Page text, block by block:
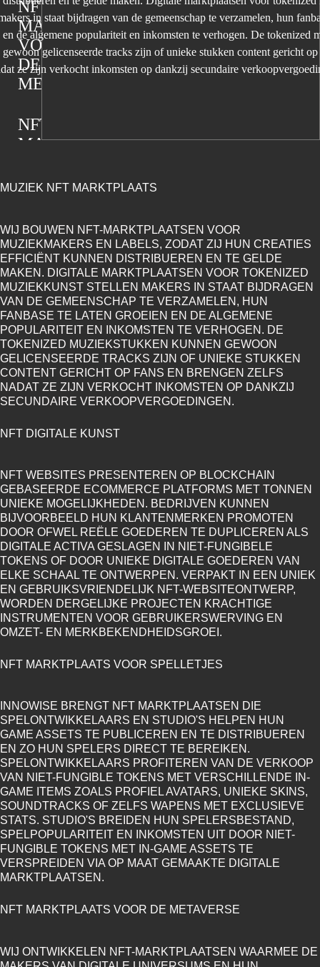
NFT
MARKTPLAATS
VOOR
DE
METAVERSE
NFT
MARKTPLAATS
FOTO'S
NFT
MARKTPLAATS
VOOR
VIDEO'S
SPORT
NFT
MARKTPLAATS
ONROEREND
NFT
MODE
NFT
MARKTPLAATS
in staat bijdragen van de gemeenschap te verzamelen, hun
en de algemene populariteit en inkomsten te verhogen. De tokenized
gelicenseerde tracks zijn of unieke stukken content gericht op
ze zijn verkocht inkomsten op dankzij secundaire
MUZIEK NFT MARKTPLAATS
WIJ BOUWEN NFT-MARKTPLAATSEN VOOR
MUZIEKMAKERS EN LABELS, ZODAT ZIJ HUN CREATIES
EFFICIËNT KUNNEN DISTRIBUEREN EN TE GELDE
MAKEN. DIGITALE MARKTPLAATSEN VOOR TOKENIZED
MUZIEKKUNST STELLEN MAKERS IN STAAT BIJDRAGEN
VAN DE GEMEENSCHAP TE VERZAMELEN, HUN
FANBASE TE LATEN GROEIEN EN DE ALGEMENE
POPULARITEIT EN INKOMSTEN TE VERHOGEN. DE
TOKENIZED MUZIEKSTUKKEN KUNNEN GEWOON
GELICENSEERDE TRACKS ZIJN OF UNIEKE STUKKEN
CONTENT GERICHT OP FANS EN BRENGEN ZELFS
NADAT ZE ZIJN VERKOCHT INKOMSTEN OP DANKZIJ
SECUNDAIRE VERKOOPVERGOEDINGEN.
NFT DIGITALE KUNST
NFT WEBSITES PRESENTEREN OP BLOCKCHAIN
GEBASEERDE ECOMMERCE PLATFORMS MET TONNEN
UNIEKE MOGELIJKHEDEN. BEDRIJVEN KUNNEN
BIJVOORBEELD HUN KLANTENMERKEN PROMOTEN
DOOR OFWEL REËLE GOEDEREN TE DUPLICEREN ALS
DIGITALE ACTIVA GESLAGEN IN NIET-FUNGIBELE
TOKENS OF DOOR UNIEKE DIGITALE GOEDEREN VAN
ELKE SCHAAL TE ONTWERPEN. VERPAKT IN EEN UNIEK
EN GEBRUIKSVRIENDELIJK NFT-WEBSITEONTWERP,
WORDEN DERGELIJKE PROJECTEN KRACHTIGE
INSTRUMENTEN VOOR GEBRUIKERSWERVING EN
OMZET- EN MERKBEKENDHEIDSGROEI.
NFT MARKTPLAATS VOOR SPELLETJES
INNOWISE BRENGT NFT MARKTPLAATSEN DIE
SPELONTWIKKELAARS EN STUDIO'S HELPEN HUN
GAME ASSETS TE PUBLICEREN EN TE DISTRIBUEREN
EN ZO HUN SPELERS DIRECT TE BEREIKEN.
SPELONTWIKKELAARS PROFITEREN VAN DE VERKOOP
VAN NIET-FUNGIBLE TOKENS MET VERSCHILLENDE IN-
GAME ITEMS ZOALS PROFIEL AVATARS, UNIEKE SKINS,
SOUNDTRACKS OF ZELFS WAPENS MET EXCLUSIEVE
STATS. STUDIO'S BREIDEN HUN SPELERSBESTAND,
SPELPOPULARITEIT EN INKOMSTEN UIT DOOR NIET-
FUNGIBLE TOKENS MET IN-GAME ASSETS TE
VERSPREIDEN VIA OP MAAT GEMAAKTE DIGITALE
MARKTPLAATSEN.
NFT MARKTPLAATS VOOR DE METAVERSE
WIJ ONTWIKKELEN NFT-MARKTPLAATSEN WAARMEE DE